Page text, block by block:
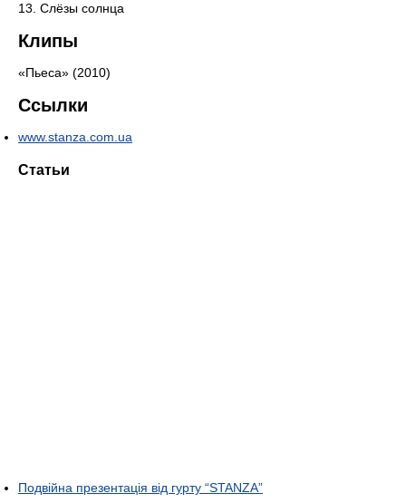
13. Слёзы солнца
Клипы
«Пьеса» (2010)
Ссылки
www.stanza.com.ua
Статьи
Подвійна презентація від гурту “STANZA”